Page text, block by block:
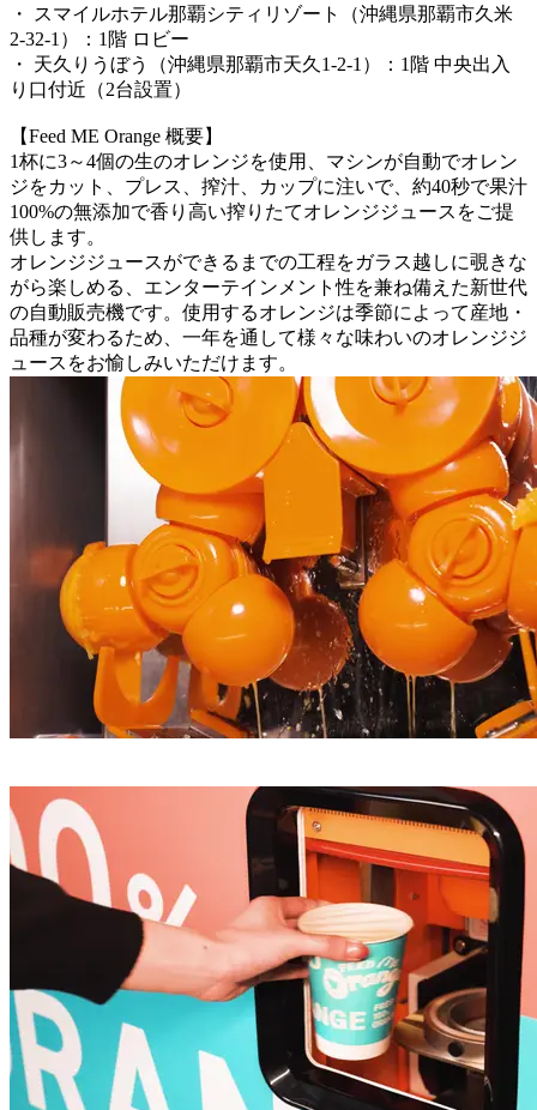
・ スマイルホテル那覇シティリゾート（沖縄県那覇市久米
2-32-1）：1階 ロビー
・ 天久りうぼう（沖縄県那覇市天久1-2-1）：1階 中央出入
り口付近（2台設置）
【Feed ME Orange 概要】
1杯に3～4個の生のオレンジを使用、マシンが自動でオレン
ジをカット、プレス、搾汁、カップに注いで、約40秒で果汁
100%の無添加で香り高い搾りたてオレンジジュースをご提
供します。
オレンジジュースができるまでの工程をガラス越しに覗きな
がら楽しめる、エンターテインメント性を兼ね備えた新世代
の自動販売機です。使用するオレンジは季節によって産地・
品種が変わるため、一年を通して様々な味わいのオレンジジ
ュースをお愉しみいただけます。